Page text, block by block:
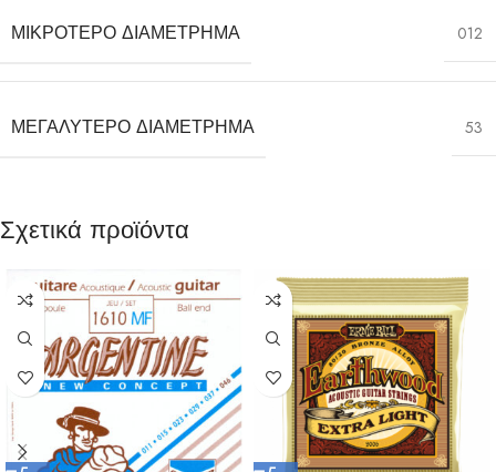
ΜΙΚΡΌΤΕΡΟ ΔΙΑΜΈΤΡΗΜΑ 012
ΜΕΓΑΛΎΤΕΡΟ ΔΙΑΜΈΤΡΗΜΑ 53
Σχετικά προϊόντα